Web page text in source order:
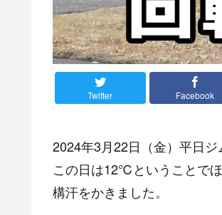
Twitter Facebook
2024年3月22日（金）平日ジ
この日は12℃ということで
構汗をかきました。